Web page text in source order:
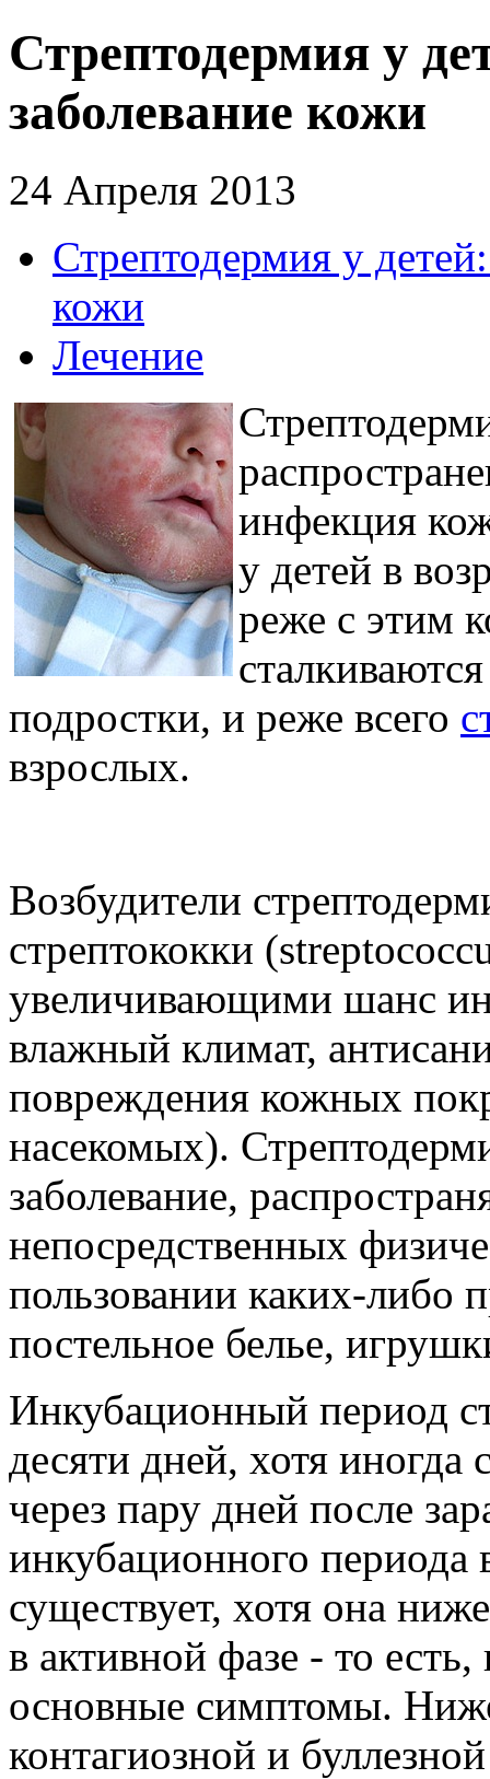
Стрептодермия у
заболевание кожи
24 Апреля 2013
Стрептодермия у
кожи
Лечение
инфекция
у детей в
реже с этим
подростки, и реже всего
взрослых.
Возбудители
стрептококки
увеличивающими шанс
влажный климат,
повреждения кожных
насекомых).
заболевание,
непосредственных
пользовании каких-либо
постельное белье,
Инкубационный период
десяти дней, хотя
через пару дней после
инкубационного периода
существует, хотя она
в активной фазе - то есть,
основные симптомы.
контагиозной и